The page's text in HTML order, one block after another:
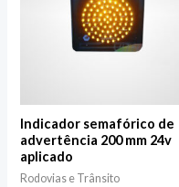
Indicador semafórico de
advertência 200 mm 24v
aplicado
Rodovias e Trânsito